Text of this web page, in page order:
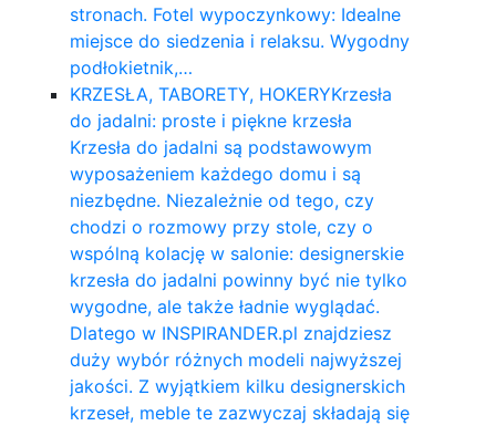
stronach. Fotel wypoczynkowy: Idealne
miejsce do siedzenia i relaksu. Wygodny
podłokietnik,…
KRZESŁA, TABORETY, HOKERYKrzesła
do jadalni: proste i piękne krzesła
Krzesła do jadalni są podstawowym
wyposażeniem każdego domu i są
niezbędne. Niezależnie od tego, czy
chodzi o rozmowy przy stole, czy o
wspólną kolację w salonie: designerskie
krzesła do jadalni powinny być nie tylko
wygodne, ale także ładnie wyglądać.
Dlatego w INSPIRANDER.pl znajdziesz
duży wybór różnych modeli najwyższej
jakości. Z wyjątkiem kilku designerskich
krzeseł, meble te zazwyczaj składają się